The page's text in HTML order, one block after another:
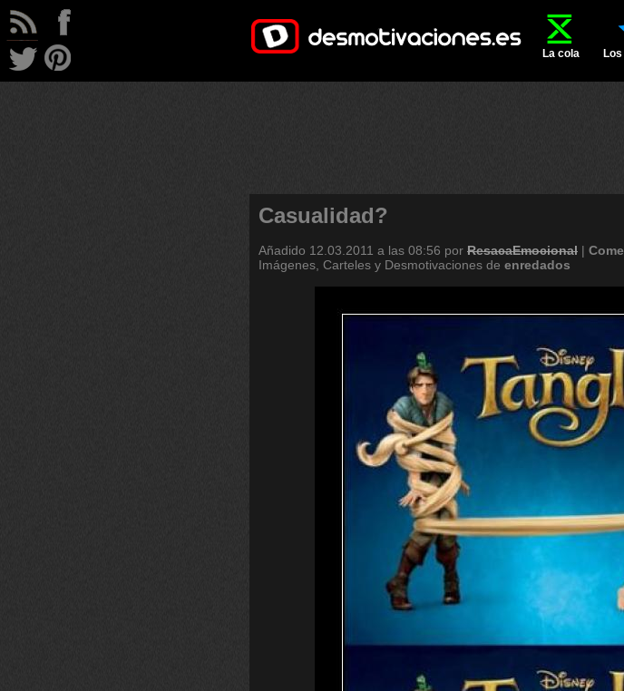
La cola
Casualidad?
Añadido 12.03.2011 a las 08:56 por ResacaEmocional |
Imágenes, Carteles y Desmotivaciones de enredados